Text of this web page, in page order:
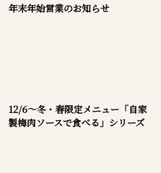
年末年始営業のお知らせ
12/6～冬・春限定メニュー「自家
製梅肉ソースで食べる」シリーズ